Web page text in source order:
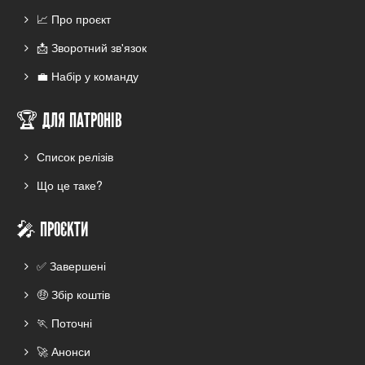
📈 Про проєкт
📩 Зворотний зв'язок
💼 Набір у команду
🏆 ДЛЯ ПАТРОНІВ
Список релізів
Що це таке?
🎤 ПРОЄКТИ
✅ Завершені
🤑 Збір коштів
🏃 Поточні
🚀 Анонси